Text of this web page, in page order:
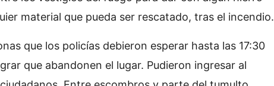
material que pueda ser rescatado, tras el incendio.
que los policías debieron esperar hasta las 17:30
que abandonen el lugar. Pudieron ingresar al